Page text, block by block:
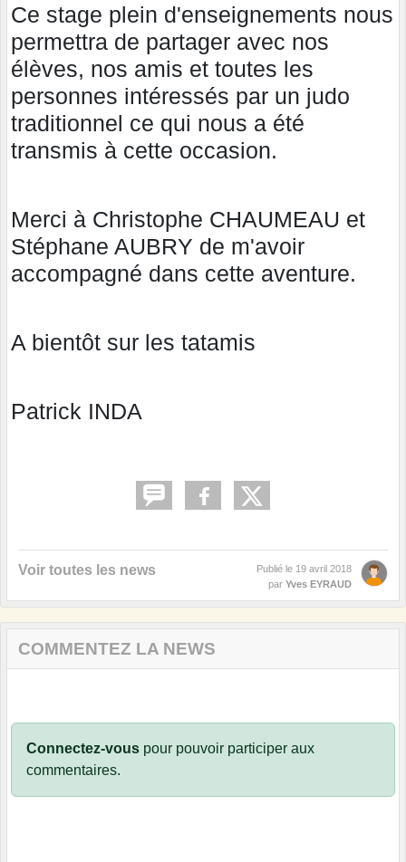
Ce stage plein d'enseignements nous
permettra de partager avec nos
élèves, nos amis et toutes les
personnes intéressés par un judo
traditionnel ce qui nous a été
transmis à cette occasion.
Merci à Christophe CHAUMEAU et
Stéphane AUBRY de m'avoir
accompagné dans cette aventure.
A bientôt sur les tatamis
Patrick INDA
Voir toutes les news Publié le 19 avril 2018
par Yves EYRAUD
COMMENTEZ LA NEWS
Connectez-vous pour pouvoir participer aux
commentaires.